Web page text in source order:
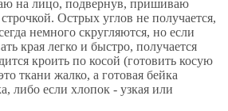
на лицо, подвернув, пришиваю
Острых углов не получается,
немного скругляются, но если
края легко и быстро, получается
кроить по косой (готовить косую
ткани жалко, а готовая бейка
либо если хлопок - узкая или